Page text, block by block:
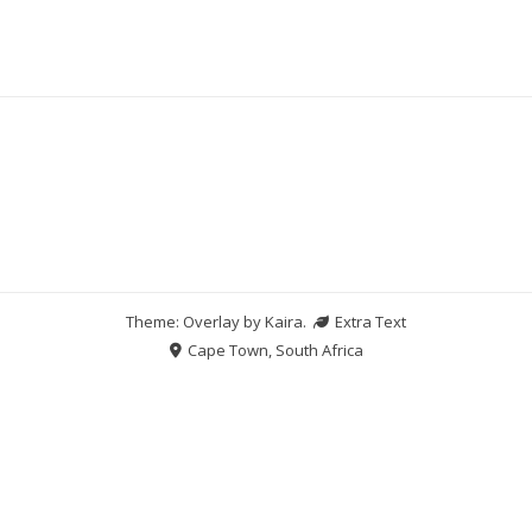
Theme: Overlay byKaira.
Extra Text
Cape Town, South Africa